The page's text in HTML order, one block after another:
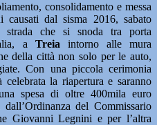
consolidamento e messa
dal sisma 2016, sabato
che si snoda tra porta
a Treia intorno alle mura
della città non solo per le auto,
Con una piccola cerimonia
la riapertura e saranno
spesa di oltre 400mila euro
del Commissario
Giovanni Legnini e per l’altra